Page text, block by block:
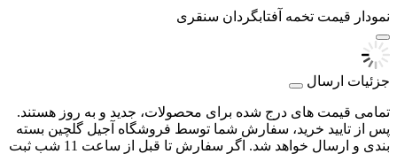
نمودار قیمت تخمه آفتابگردان سنقری
جزئیات ارسال
تمامی قیمت های درج شده برای محصولات، جدید و به روز هستند.
پس از تایید خرید، سفارش شما توسط فروشگاه آجیل گلچین بسته
بندی و ارسال خواهد شد. اگر سفارش تا قبل از ساعت 11 شب ثبت